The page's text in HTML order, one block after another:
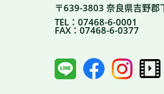
〒639-3803 奈良県吉野郡
TEL：07468-6-0001
FAX：07468-6-0377